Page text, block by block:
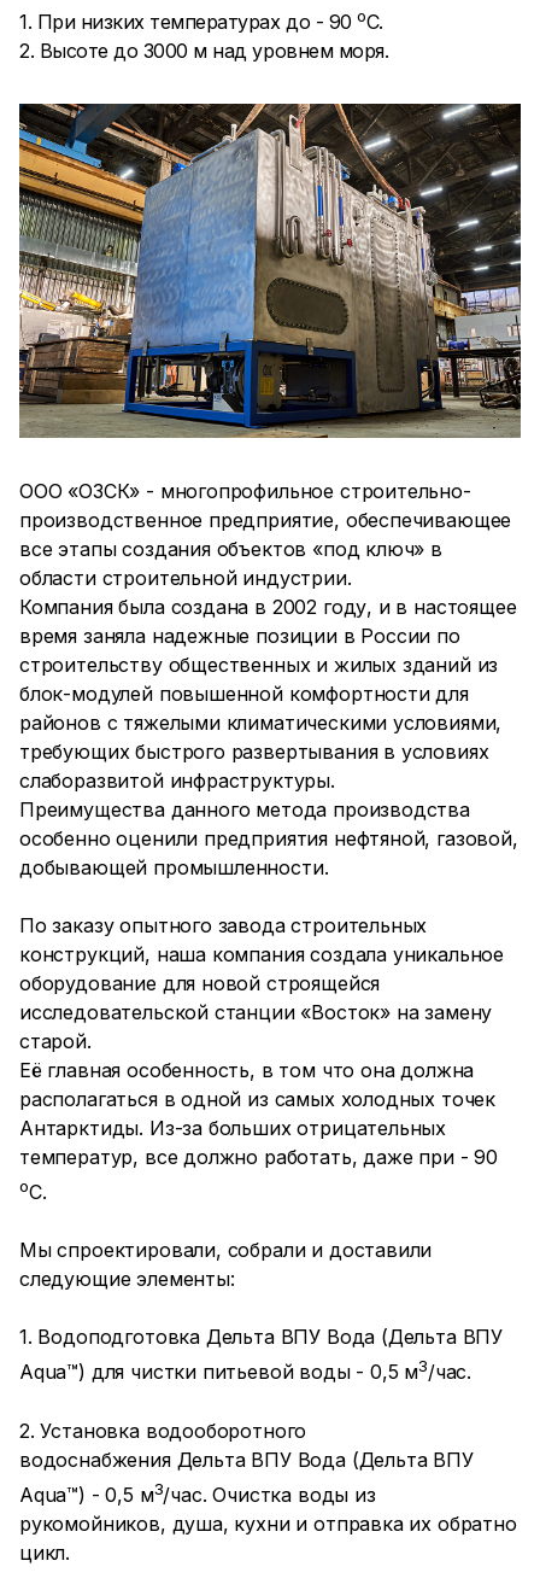
1. При низких температурах до - 90оС.
2. Высоте до 3000 м над уровнем моря.
ООО «ОЗСК» - многопрофильное строительно-
производственное предприятие, обеспечивающее
все этапы создания объектов «под ключ» в
области строительной индустрии.
Компания была создана в 2002 году, и в настоящее
время заняла надежные позиции в России по
строительству общественных и жилых зданий из
блок-модулей повышенной комфортности для
районов с тяжелыми климатическими условиями,
требующих быстрого развертывания в условиях
слаборазвитой инфраструктуры.
Преимущества данного метода производства
особенно оценили предприятия нефтяной, газовой,
добывающей промышленности.
По заказу опытного завода строительных
конструкций, наша компания создала уникальное
оборудование для новой строящейся
исследовательской станции «Восток» на замену
старой.
Её главная особенность, в том что она должна
располагаться в одной из самых холодных точек
Антарктиды. Из-за больших отрицательных
температур, все должно работать, даже при - 90
оС.
Мы спроектировали, собрали и доставили
следующие элементы:
1. Водоподготовка Дельта ВПУ Вода (Дельта ВПУ
Aqua™) для чистки питьевой воды - 0,5 м3/час.
2. Установка водооборотного
водоснабжения Дельта ВПУ Вода (Дельта ВПУ
Aqua™) - 0,5 м3/час. Очистка воды из
рукомойников, душа, кухни и отправка их обратно
цикл.